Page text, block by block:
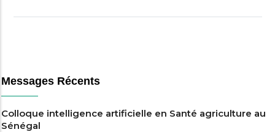
Messages Récents
Colloque intelligence artificielle en Santé agriculture au
Sénégal